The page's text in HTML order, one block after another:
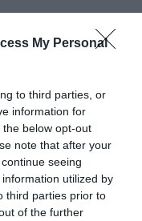
My Personal
to third parties, or
information for
below opt-out
note that after your
seeing
utilized by
third parties prior to
of the further